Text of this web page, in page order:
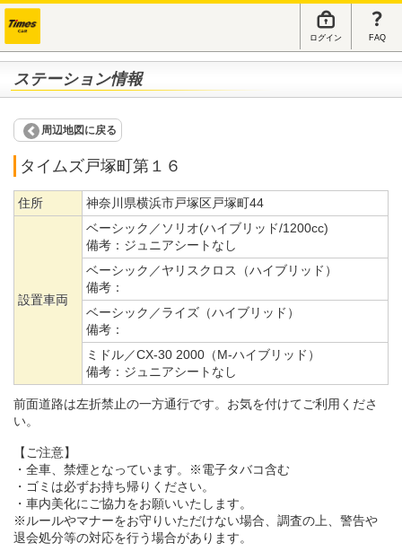
ログイン FAQ
ステーション情報
周辺地図に戻る
タイムズ戸塚町第１６
住所 神奈川県横浜市戸塚区戸塚町44
設置車両
ベーシック／ソリオ(ハイブリッド/1200cc)
備考： ジュニアシートなし
ベーシック／ヤリスクロス（ハイブリッド）
備考：
ベーシック／ライズ（ハイブリッド）
備考：
ミドル／CX-30 2000（M-ハイブリッド）
備考： ジュニアシートなし
前面道路は左折禁止の一方通行です。お気を付けてご利用くださ
い。
【ご注意】
・全車、禁煙となっています。※電子タバコ含む
・ゴミは必ずお持ち帰りください。
・車内美化にご協力をお願いいたします。
※ルールやマナーをお守りいただけない場合、調査の上、警告や
退会処分等の対応を行う場合があります。